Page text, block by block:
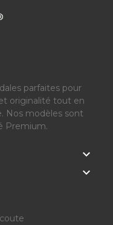
parfaites pour
originalité tout en
Nos modèles sont
Premium.

